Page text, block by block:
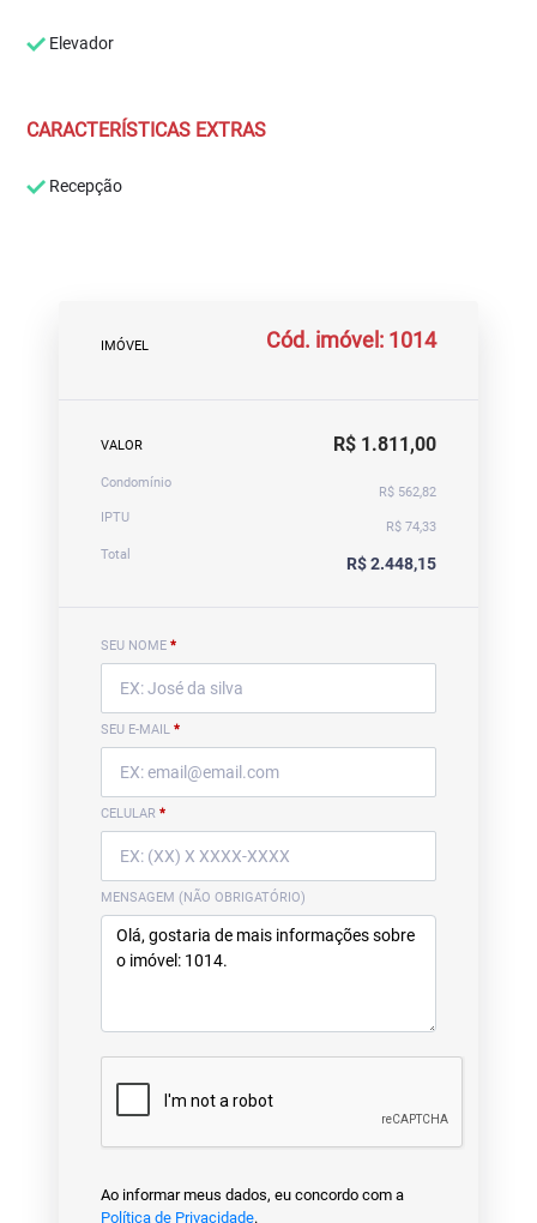
Elevador
CARACTERÍSTICAS EXTRAS
Recepção
IMÓVEL Cód. imóvel: 1014
VALOR R$ 1.811,00
Condomínio
R$ 562,82
IPTU
R$ 74,33
Total
R$ 2.448,15
SEU NOME *
SEU E-MAIL *
CELULAR *
MENSAGEM (NÃO OBRIGATÓRIO)
Ao informar meus dados, eu concordo com a
Política de Privacidade.